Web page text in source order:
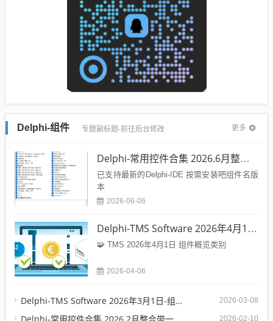
Delphi-组件 专题副标题-前往后台修改 更多
Delphi-常用控件合集 2026.6月整合带一键安装
已支持最新的Delphi-IDE 按需安装吧组件名版
本
2026-06-06
Delphi-TMS Software 2026年4月1日-组件库全家桶带安装工具
🧩 TMS 2026年4月1日 组件概览类别
2026-04-06
Delphi-TMS Software 2026年3月1日-组件库全家桶带安装工具 2026-03-08
2026-02-10